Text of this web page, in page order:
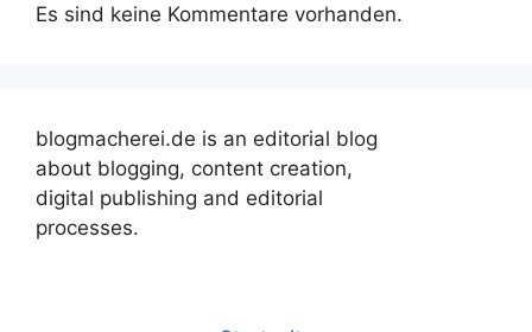
Es sind keine Kommentare vorhanden.
blogmacherei.de is an editorial blog
about blogging, content creation,
digital publishing and editorial
processes.